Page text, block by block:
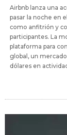
Airbnb lanza una
pasar la noche en
como anfitrión y
participantes. La
plataforma para
global, un
dólares en